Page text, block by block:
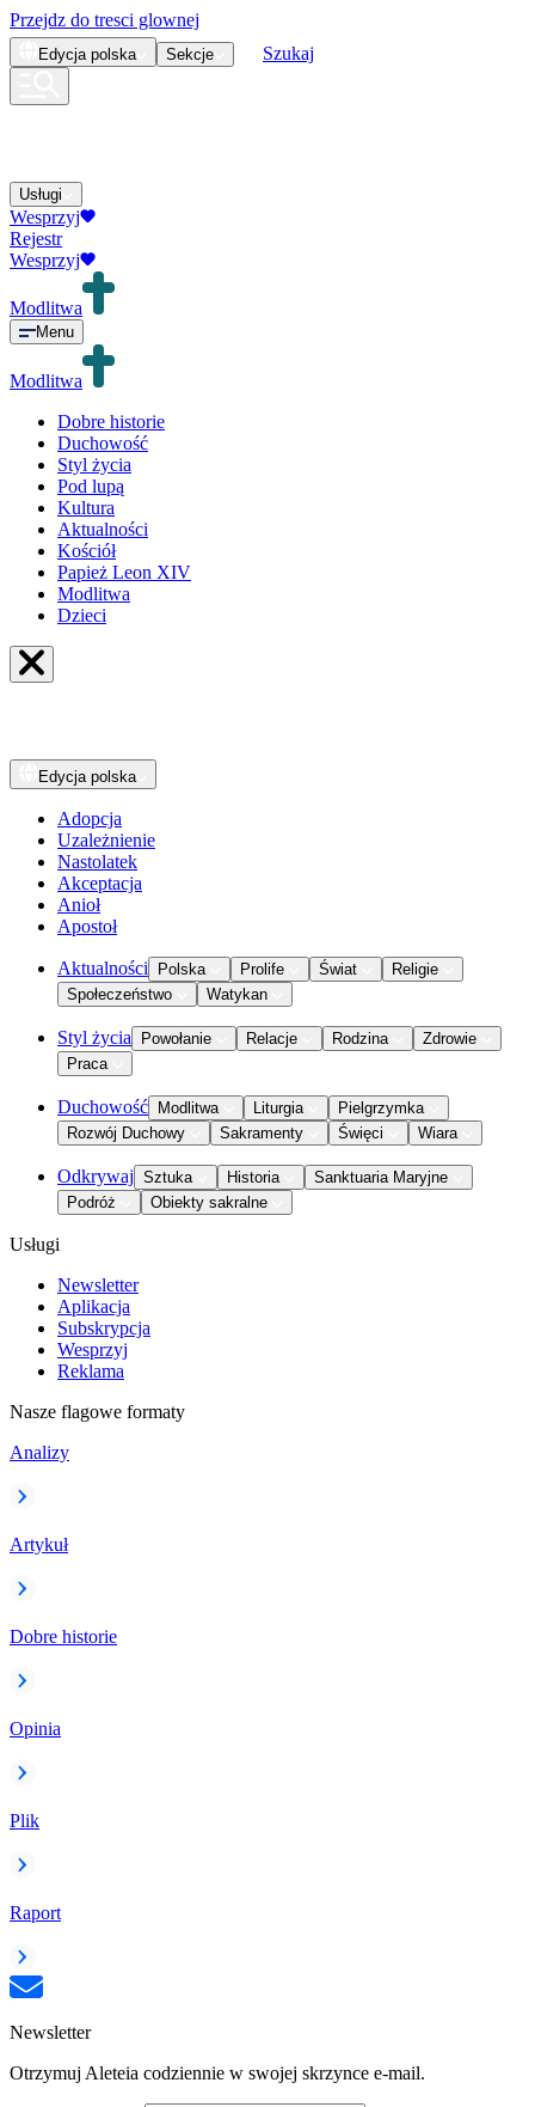
Przejdz do tresci glownej
Edycja polska Sekcje Szukaj
Usługi
Wesprzyj
Rejestr
Wesprzyj
Modlitwa
Menu
Modlitwa
Dobre historie
Duchowość
Styl życia
Pod lupą
Kultura
Aktualności
Kościół
Papież Leon XIV
Modlitwa
Dzieci
Edycja polska
Adopcja
Uzależnienie
Nastolatek
Akceptacja
Anioł
Apostoł
Aktualności Polska Prolife Świat
Religie
Społeczeństwo
Watykan
Styl życia Powołanie Relacje Rodzina
Zdrowie
Praca
Duchowość Modlitwa Liturgia
Pielgrzymka
Rozwój Duchowy
Sakramenty Święci Wiara
Odkrywaj Sztuka Historia
Sanktuaria Maryjne
Podróż
Obiekty sakralne
Usługi
Newsletter
Aplikacja
Subskrypcja
Wesprzyj
Reklama
Nasze flagowe formaty
Analizy
Artykuł
Dobre historie
Opinia
Plik
Raport
Newsletter
Otrzymuj Aleteia codziennie w swojej skrzynce e-mail.